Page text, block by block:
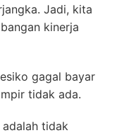
Jadi, kita
kinerja
gagal bayar
tidak ada.
adalah tidak